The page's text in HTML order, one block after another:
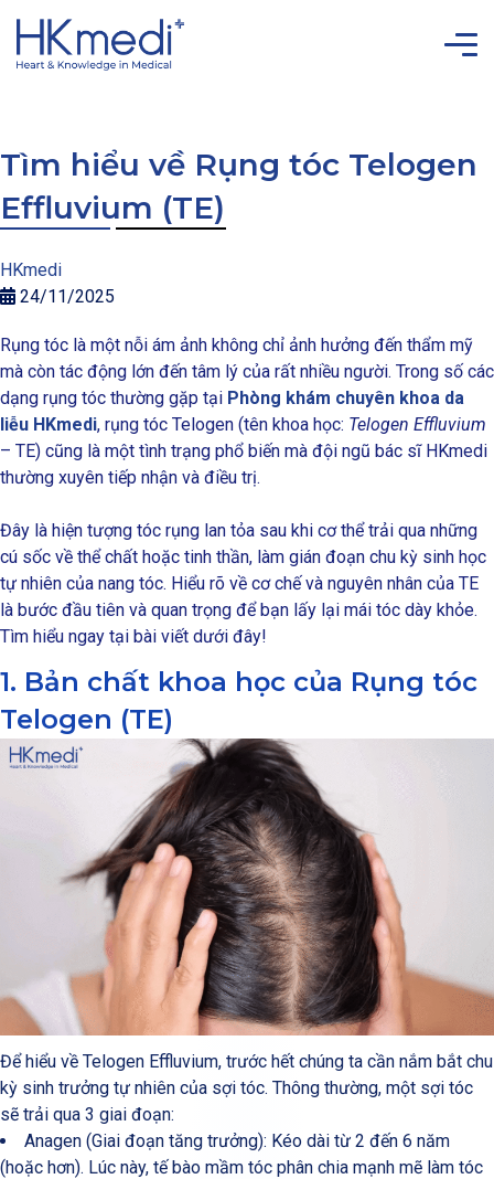
Tìm hiểu về Rụng tóc Telogen
Effluvium (TE)
HKmedi
24/11/2025
Rụng tóc là một nỗi ám ảnh không chỉ ảnh hưởng đến thẩm mỹ
mà còn tác động lớn đến tâm lý của rất nhiều người. Trong số các
dạng rụng tóc thường gặp tại Phòng khám chuyên khoa da
liễu HKmedi, rụng tóc Telogen (tên khoa học: Telogen Effluvium
– TE) cũng là một tình trạng phổ biến mà đội ngũ bác sĩ HKmedi
thường xuyên tiếp nhận và điều trị.
Đây là hiện tượng tóc rụng lan tỏa sau khi cơ thể trải qua những
cú sốc về thể chất hoặc tinh thần, làm gián đoạn chu kỳ sinh học
tự nhiên của nang tóc. Hiểu rõ về cơ chế và nguyên nhân của TE
là bước đầu tiên và quan trọng để bạn lấy lại mái tóc dày khỏe.
Tìm hiểu ngay tại bài viết dưới đây!
1. Bản chất khoa học của Rụng tóc
Telogen (TE)
Để hiểu về Telogen Effluvium, trước hết chúng ta cần nắm bắt chu
kỳ sinh trưởng tự nhiên của sợi tóc. Thông thường, một sợi tóc
sẽ trải qua 3 giai đoạn:
Anagen (Giai đoạn tăng trưởng): Kéo dài từ 2 đến 6 năm
(hoặc hơn). Lúc này, tế bào mầm tóc phân chia mạnh mẽ làm tóc